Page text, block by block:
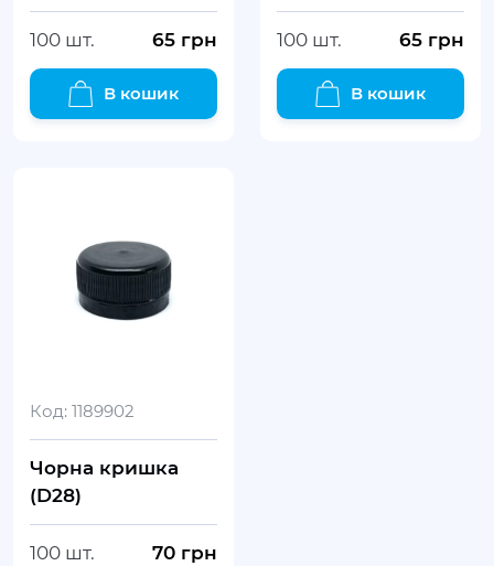
100 шт. 65 грн
В кошик
100 шт. 65 грн
В кошик
Код: 1189902
Чорна кришка
(D28)
100 шт. 70 грн